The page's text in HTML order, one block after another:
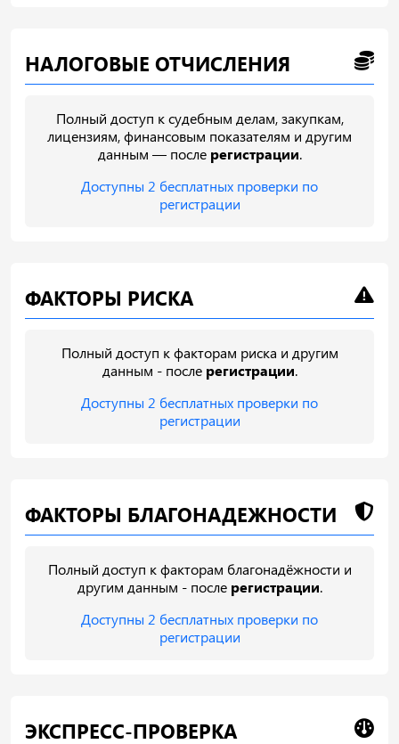
НАЛОГОВЫЕ ОТЧИСЛЕНИЯ
Полный доступ к судебным делам, закупкам,
лицензиям, финансовым показателям и другим
данным — после регистрации.
Доступны 2 бесплатных проверки по
регистрации
ФАКТОРЫ РИСКА
Полный доступ к факторам риска и другим
данным - после регистрации.
Доступны 2 бесплатных проверки по
регистрации
ФАКТОРЫ БЛАГОНАДЕЖНОСТИ
Полный доступ к факторам благонадёжности и
другим данным - после регистрации.
Доступны 2 бесплатных проверки по
регистрации
ЭКСПРЕСС-ПРОВЕРКА